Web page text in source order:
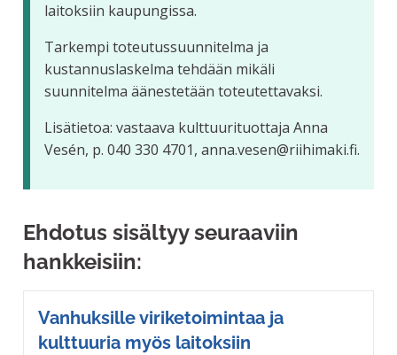
laitoksiin kaupungissa.
Tarkempi toteutussuunnitelma ja
kustannuslaskelma tehdään mikäli
suunnitelma äänestetään toteutettavaksi.
Lisätietoa: vastaava kulttuurituottaja Anna
Vesén, p. 040 330 4701, anna.vesen@riihimaki.fi.
Ehdotus sisältyy seuraaviin
hankkeisiin:
Vanhuksille viriketoimintaa ja
kulttuuria myös laitoksiin